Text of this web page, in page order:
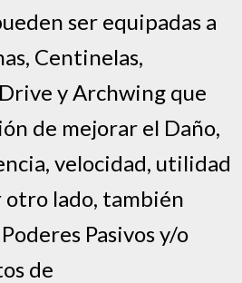
ser equipadas a
Centinelas,
y Archwing que
de mejorar el Daño,
velocidad, utilidad
otro lado, también
Pasivos y/o
de